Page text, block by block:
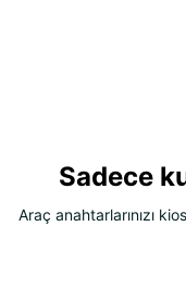
Sadece
Araç anahtarlarınızı